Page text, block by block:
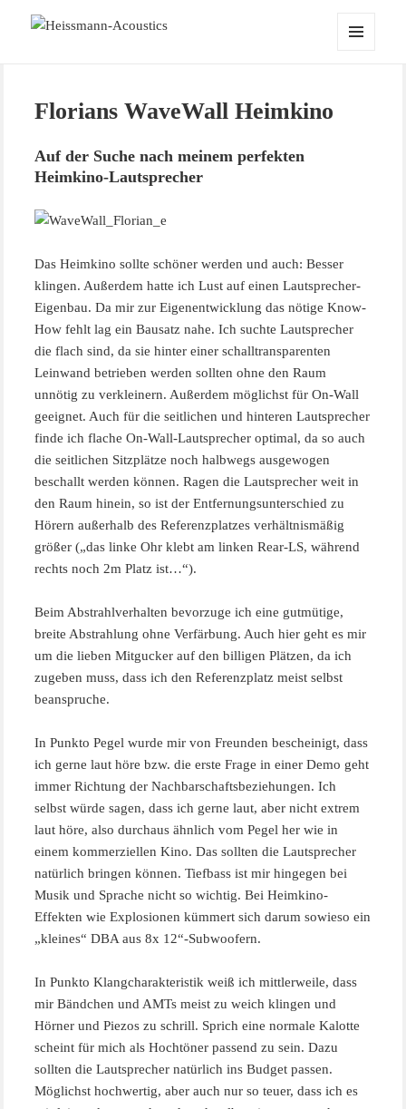
Florians WaveWall Heimkino
Auf der Suche nach meinem perfekten
Heimkino-Lautsprecher
Das Heimkino sollte schöner werden und auch: Besser
klingen. Außerdem hatte ich Lust auf einen Lautsprecher-
Eigenbau. Da mir zur Eigenentwicklung das nötige Know-
How fehlt lag ein Bausatz nahe. Ich suchte Lautsprecher
die flach sind, da sie hinter einer schalltransparenten
Leinwand betrieben werden sollten ohne den Raum
unnötig zu verkleinern. Außerdem möglichst für On-Wall
geeignet. Auch für die seitlichen und hinteren Lautsprecher
finde ich flache On-Wall-Lautsprecher optimal, da so auch
die seitlichen Sitzplätze noch halbwegs ausgewogen
beschallt werden können. Ragen die Lautsprecher weit in
den Raum hinein, so ist der Entfernungsunterschied zu
Hörern außerhalb des Referenzplatzes verhältnismäßig
größer („das linke Ohr klebt am linken Rear-LS, während
rechts noch 2m Platz ist…“).
Beim Abstrahlverhalten bevorzuge ich eine gutmütige,
breite Abstrahlung ohne Verfärbung. Auch hier geht es mir
um die lieben Mitgucker auf den billigen Plätzen, da ich
zugeben muss, dass ich den Referenzplatz meist selbst
beanspruche.
In Punkto Pegel wurde mir von Freunden bescheinigt, dass
ich gerne laut höre bzw. die erste Frage in einer Demo geht
immer Richtung der Nachbarschaftsbeziehungen. Ich
selbst würde sagen, dass ich gerne laut, aber nicht extrem
laut höre, also durchaus ähnlich vom Pegel her wie in
einem kommerziellen Kino. Das sollten die Lautsprecher
natürlich bringen können. Tiefbass ist mir hingegen bei
Musik und Sprache nicht so wichtig. Bei Heimkino-
Effekten wie Explosionen kümmert sich darum sowieso ein
„kleines“ DBA aus 8x 12“-Subwoofern.
In Punkto Klangcharakteristik weiß ich mittlerweile, dass
mir Bändchen und AMTs meist zu weich klingen und
Hörner und Piezos zu schrill. Sprich eine normale Kalotte
scheint für mich als Hochtöner passend zu sein. Dazu
sollten die Lautsprecher natürlich ins Budget passen.
Möglichst hochwertig, aber auch nur so teuer, dass ich es